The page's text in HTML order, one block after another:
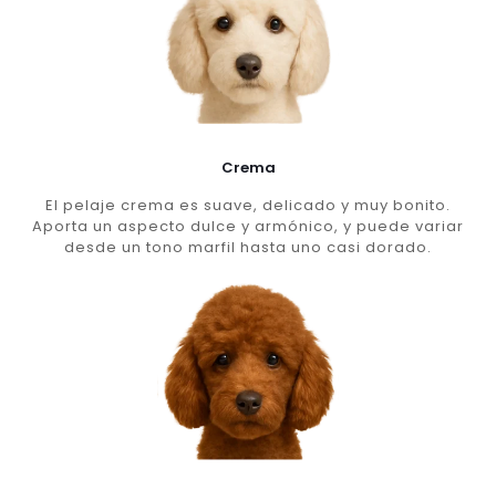
Crema
El pelaje crema es suave, delicado y muy bonito.
Aporta un aspecto dulce y armónico, y puede variar
desde un tono marfil hasta uno casi dorado.